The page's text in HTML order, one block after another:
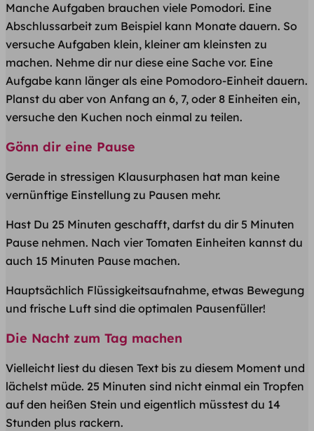
Manche Aufgaben brauchen viele Pomodori. Eine
Abschlussarbeit zum Beispiel kann Monate dauern. So
versuche Aufgaben klein, kleiner am kleinsten zu
machen. Nehme dir nur diese eine Sache vor. Eine
Aufgabe kann länger als eine Pomodoro-Einheit dauern.
Planst du aber von Anfang an 6, 7, oder 8 Einheiten ein,
versuche den Kuchen noch einmal zu teilen.
Gönn dir eine Pause
Gerade in stressigen Klausurphasen hat man keine
vernünftige Einstellung zu Pausen mehr.
Hast Du 25 Minuten geschafft, darfst du dir 5 Minuten
Pause nehmen. Nach vier Tomaten Einheiten kannst du
auch 15 Minuten Pause machen.
Hauptsächlich Flüssigkeitsaufnahme, etwas Bewegung
und frische Luft sind die optimalen Pausenfüller!
Die Nacht zum Tag machen
Vielleicht liest du diesen Text bis zu diesem Moment und
lächelst müde. 25 Minuten sind nicht einmal ein Tropfen
auf den heißen Stein und eigentlich müsstest du 14
Stunden plus rackern.